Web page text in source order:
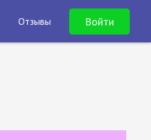
Отзывы Войти